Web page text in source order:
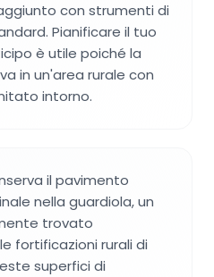
con strumenti di
Pianificare il tuo
è utile poiché la
in un'area rurale con
intorno.
il pavimento
nella guardiola, un
trovato
fortificazioni rurali di
superfici di